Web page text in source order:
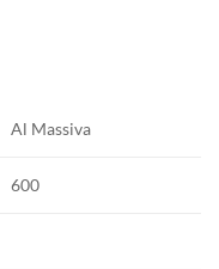
Al Massiva
600